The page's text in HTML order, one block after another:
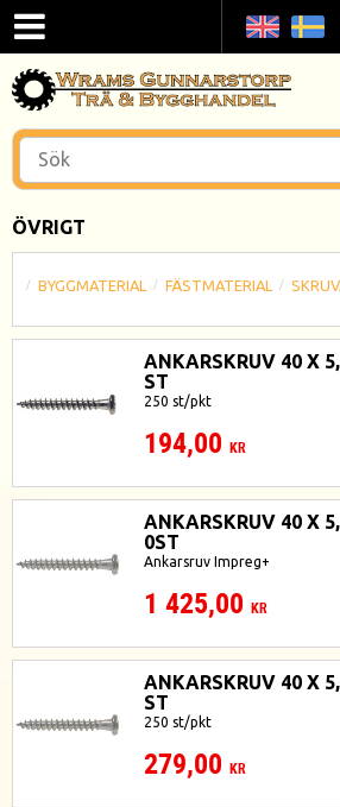
ÖVRIGT
BYGGMATERIAL FÄSTMATERIAL
ANKARSKRUV 40 X
ST
250 st/pkt
194,00 KR
ANKARSKRUV 40 X
0ST
Ankarsruv Impreg+
1 425,00 KR
ANKARSKRUV 40 X
ST
250 st/pkt
279,00 KR